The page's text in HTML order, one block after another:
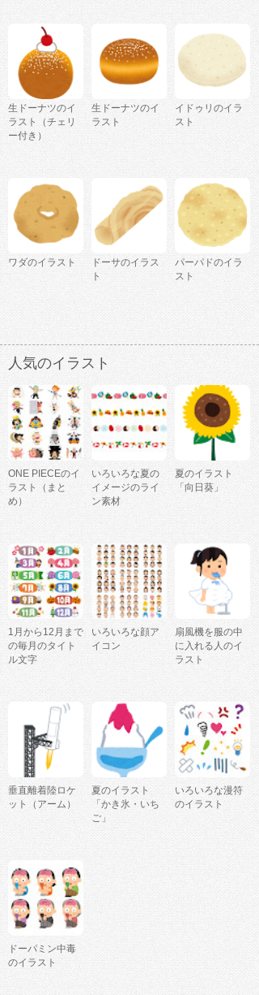
生ドーナツのイ
ラスト（チェリ
ー付き）
生ドーナツのイ
ラスト
イドゥリのイラ
スト
ワダのイラスト
ドーサのイラス
ト
パーパドのイラ
スト
人気のイラスト
ONE PIECEのイ
ラスト（まと
め）
いろいろな夏の
イメージのライ
ン素材
夏のイラスト
「向日葵」
1月から12月まで
の毎月のタイト
ル文字
いろいろな顔ア
イコン
扇風機を服の中
に入れる人のイ
ラスト
垂直離着陸ロケ
ット（アーム）
夏のイラスト
「かき氷・いち
ご」
いろいろな漫符
のイラスト
ドーパミン中毒
のイラスト